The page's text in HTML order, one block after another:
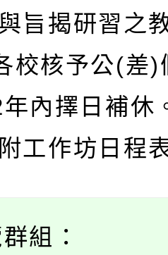
旨揭研習之
校核予公(差)
內擇日補休
工作坊日程
組：